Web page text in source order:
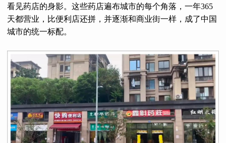
看见药店的身影。这些药店遍布城市的每个角落，一年365
天都营业，比便利店还拼，并逐渐和商业街一样，成了中国
城市的统一标配。